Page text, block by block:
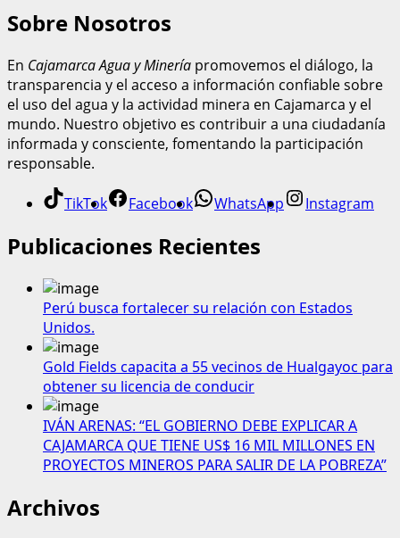
Sobre Nosotros
En Cajamarca Agua y Minería promovemos el diálogo, la
transparencia y el acceso a información confiable sobre
el uso del agua y la actividad minera en Cajamarca y el
mundo. Nuestro objetivo es contribuir a una ciudadanía
informada y consciente, fomentando la participación
responsable.
TikTok Facebook WhatsApp Instagram
Publicaciones Recientes
Perú busca fortalecer su relación con Estados
Unidos.
Gold Fields capacita a 55 vecinos de Hualgayoc para
obtener su licencia de conducir
IVÁN ARENAS: “EL GOBIERNO DEBE EXPLICAR A
CAJAMARCA QUE TIENE US$ 16 MIL MILLONES EN
PROYECTOS MINEROS PARA SALIR DE LA POBREZA”
Archivos